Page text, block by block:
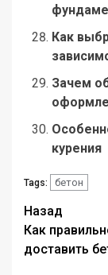
Как
Зачем
курения
Tags: бетон
Назад
Как
доставить